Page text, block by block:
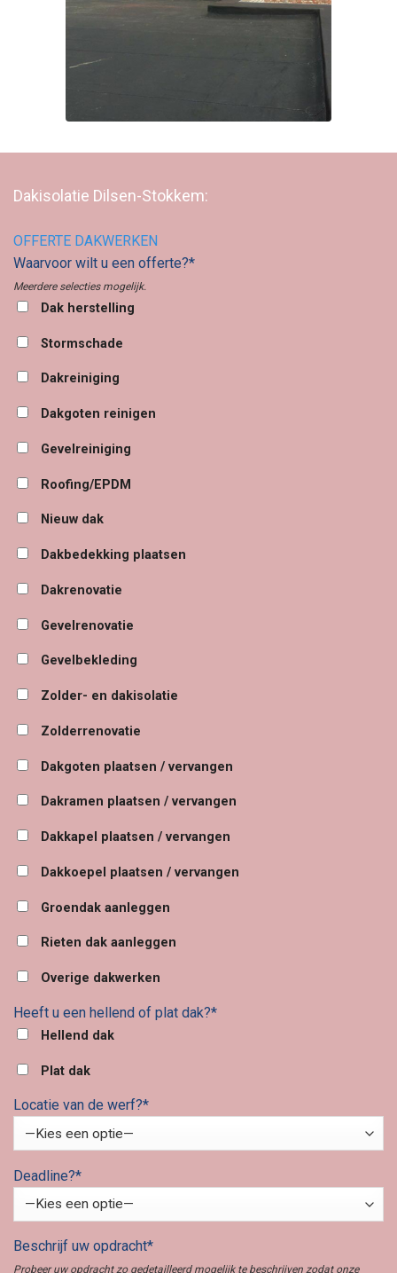
Dakisolatie Dilsen-Stokkem:
OFFERTE DAKWERKEN
Waarvoor wilt u een offerte?*
Meerdere selecties mogelijk.
Dak herstelling
Stormschade
Dakreiniging
Dakgoten reinigen
Gevelreiniging
Roofing/EPDM
Nieuw dak
Dakbedekking plaatsen
Dakrenovatie
Gevelrenovatie
Gevelbekleding
Zolder- en dakisolatie
Zolderrenovatie
Dakgoten plaatsen / vervangen
Dakramen plaatsen / vervangen
Dakkapel plaatsen / vervangen
Dakkoepel plaatsen / vervangen
Groendak aanleggen
Rieten dak aanleggen
Overige dakwerken
Heeft u een hellend of plat dak?*
Hellend dak
Plat dak
Locatie van de werf?*
Deadline?*
Beschrijf uw opdracht*
Probeer uw opdracht zo gedetailleerd mogelijk te beschrijven zodat onze